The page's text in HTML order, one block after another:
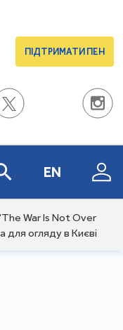
ПІДТРИМАТИ ПЕН
EN
War Is Not Over
для огляду в Києві